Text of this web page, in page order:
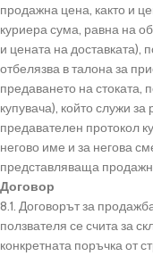
продажна цена, както и
куриера сума, равна на
и цената на доставката),
отбелязва в талона за
предаването на стоката,
купувача), който служи
предавателен протокол
негово име и за негова
представляваща
Договор
8.1. Договорът за
ползвателя се счита за
конкретната поръчка от